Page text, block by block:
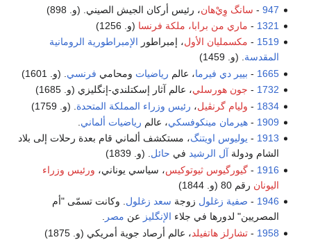
947
- سانگ وِيْ‌هان، رئيس أركان الجيش الصيني. (و. 898)
1321
- ماري من برابا، ملكة فرنسا (و. 1256)
1519
- مكسمليان الأول، إمبراطور الإمبراطورية الرومانية
المقدسة. (و. 1459)
1665
- بيير دي فيرما، عالم رياضيات ومحامي فرنسي . (و. 1601)
1732
- جون هورسلي، عالم آثار إسكتلندي-إنگليزي (و. 1685)
1834
- وليام گرنڤيل، رئيس وزراء المملكة المتحدة . (و. 1759)
1909
-هيرمان مينكوفسكي، عالم رياضيات ألماني
1913
- يوليوس اويتنگ، مستكشف ألماني قام بعدة رحلات إلى بلاد
الشام ودولة آل الرشيد في حائل. (و. 1839)
1916
-گيورگيوس ثيوتوكيس، سياسي يوناني، ورئيس وزراء
اليونان رقم 80 (و. 1844)
1946
- صفية زغلول زوجة سعد زغلول . وكانت تسمّى "أم
المصريين" لدورها في جلاء الإنگليز عن مصر
1958
-تشارلز هاتفيلد، عالم أرصاد جوية أمريكي (و. 1875)